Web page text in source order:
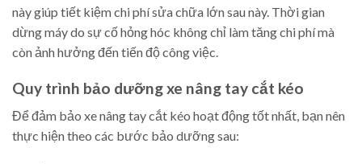
này giúp tiết kiệm chi phí sửa chữa lớn sau này. Thời gian
dừng máy do sự cố hỏng hóc không chỉ làm tăng chi phí mà
còn ảnh hưởng đến tiến độ công việc.
Quy trình bảo dưỡng xe nâng tay cắt kéo
Để đảm bảo xe nâng tay cắt kéo hoạt động tốt nhất, bạn nên
thực hiện theo các bước bảo dưỡng sau: